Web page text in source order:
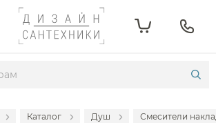
Каталог Душ Смесители